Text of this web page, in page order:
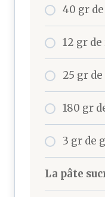
40 gr
12 gr
25 gr
180 gr
3 gr de
La pâte